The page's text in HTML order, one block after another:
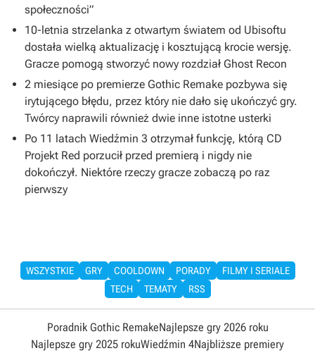
społeczności”
10-letnia strzelanka z otwartym światem od Ubisoftu
dostała wielką aktualizację i kosztującą krocie wersję.
Gracze pomogą stworzyć nowy rozdział Ghost Recon
2 miesiące po premierze Gothic Remake pozbywa się
irytującego błędu, przez który nie dało się ukończyć gry.
Twórcy naprawili również dwie inne istotne usterki
Po 11 latach Wiedźmin 3 otrzymał funkcję, którą CD
Projekt Red porzucił przed premierą i nigdy nie
dokończył. Niektóre rzeczy gracze zobaczą po raz
pierwszy
WSZYSTKIE GRY COOLDOWN PORADY
FILMY I SERIALE
TECH
TEMATY RSS
Poradnik Gothic RemakeNajlepsze gry 2026 roku
Najlepsze gry 2025 rokuWiedźmin 4Najbliższe premiery